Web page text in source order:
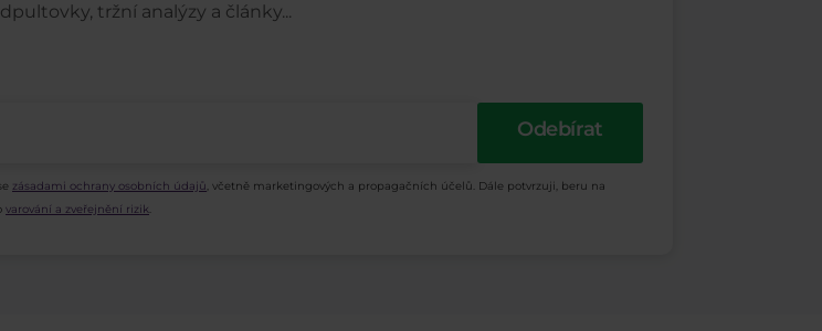
tržní analýzy a články...
Odebírat
zásadami ochrany osobních údajů, včetně marketingových a propagačních účelů. Dále potvrzuji, beru na
varování a zveřejnění rizik.